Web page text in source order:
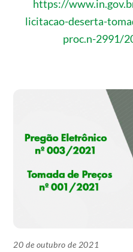
https://
licitacao-deserta-
proc.n-2991/
20 de outubro de 2021